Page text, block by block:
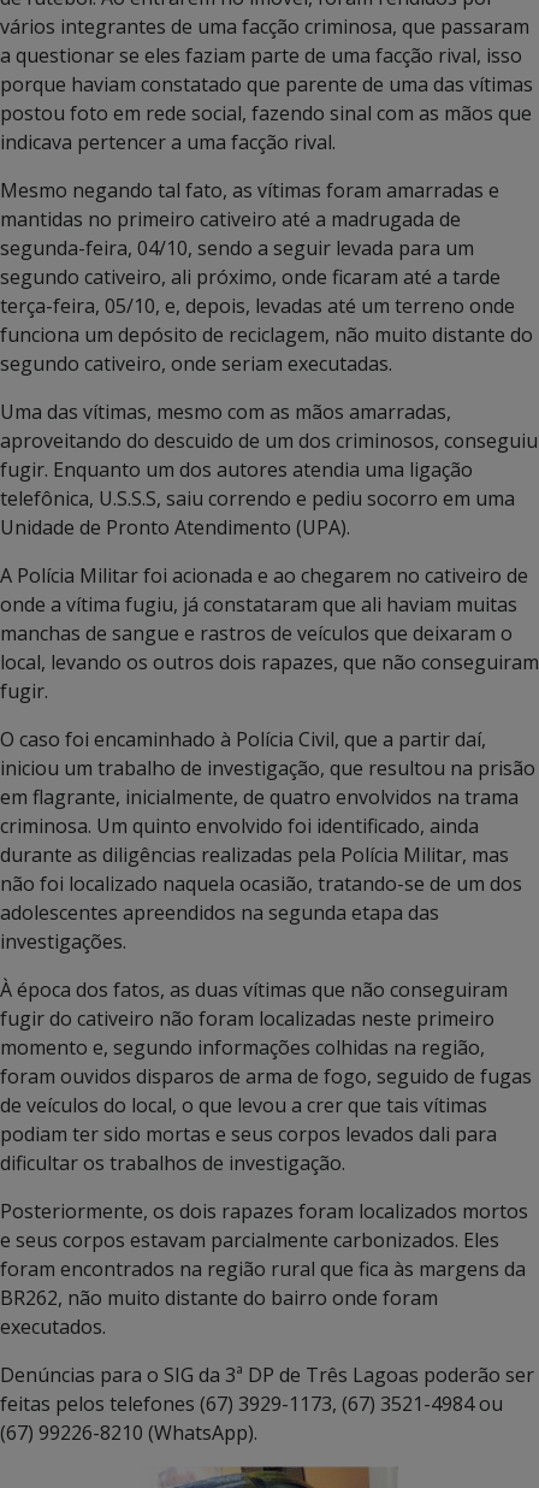
vários integrantes de uma facção criminosa, que passaram
a questionar se eles faziam parte de uma facção rival, isso
porque haviam constatado que parente de uma das vítimas
postou foto em rede social, fazendo sinal com as mãos que
indicava pertencer a uma facção rival.
Mesmo negando tal fato, as vítimas foram amarradas e
mantidas no primeiro cativeiro até a madrugada de
segunda-feira, 04/10, sendo a seguir levada para um
segundo cativeiro, ali próximo, onde ficaram até a tarde
terça-feira, 05/10, e, depois, levadas até um terreno onde
funciona um depósito de reciclagem, não muito distante do
segundo cativeiro, onde seriam executadas.
Uma das vítimas, mesmo com as mãos amarradas,
aproveitando do descuido de um dos criminosos, conseguiu
fugir. Enquanto um dos autores atendia uma ligação
telefônica, U.S.S.S, saiu correndo e pediu socorro em uma
Unidade de Pronto Atendimento (UPA).
A Polícia Militar foi acionada e ao chegarem no cativeiro de
onde a vítima fugiu, já constataram que ali haviam muitas
manchas de sangue e rastros de veículos que deixaram o
local, levando os outros dois rapazes, que não conseguiram
fugir.
O caso foi encaminhado à Polícia Civil, que a partir daí,
iniciou um trabalho de investigação, que resultou na prisão
em flagrante, inicialmente, de quatro envolvidos na trama
criminosa. Um quinto envolvido foi identificado, ainda
durante as diligências realizadas pela Polícia Militar, mas
não foi localizado naquela ocasião, tratando-se de um dos
adolescentes apreendidos na segunda etapa das
investigações.
À época dos fatos, as duas vítimas que não conseguiram
fugir do cativeiro não foram localizadas neste primeiro
momento e, segundo informações colhidas na região,
foram ouvidos disparos de arma de fogo, seguido de fugas
de veículos do local, o que levou a crer que tais vítimas
podiam ter sido mortas e seus corpos levados dali para
dificultar os trabalhos de investigação.
Posteriormente, os dois rapazes foram localizados mortos
e seus corpos estavam parcialmente carbonizados. Eles
foram encontrados na região rural que fica às margens da
BR262, não muito distante do bairro onde foram
executados.
Denúncias para o SIG da 3ª DP de Três Lagoas poderão ser
feitas pelos telefones (67) 3929-1173, (67) 3521-4984 ou
(67) 99226-8210 (WhatsApp).